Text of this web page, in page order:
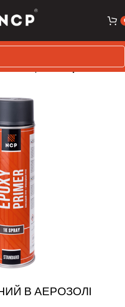
матеріали Аерозолі
В АЕРОЗОЛІ